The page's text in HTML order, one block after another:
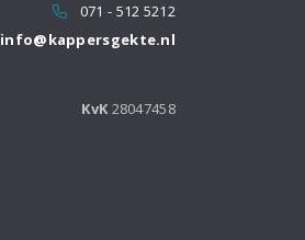
071 - 512 5212
info@kappersgekte.nl
KvK 28047458